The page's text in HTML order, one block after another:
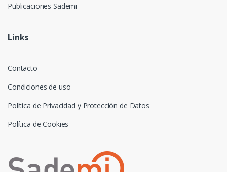
Publicaciones Sademi
Links
Contacto
Condiciones de uso
Política de Privacidad y Protección de Datos
Política de Cookies